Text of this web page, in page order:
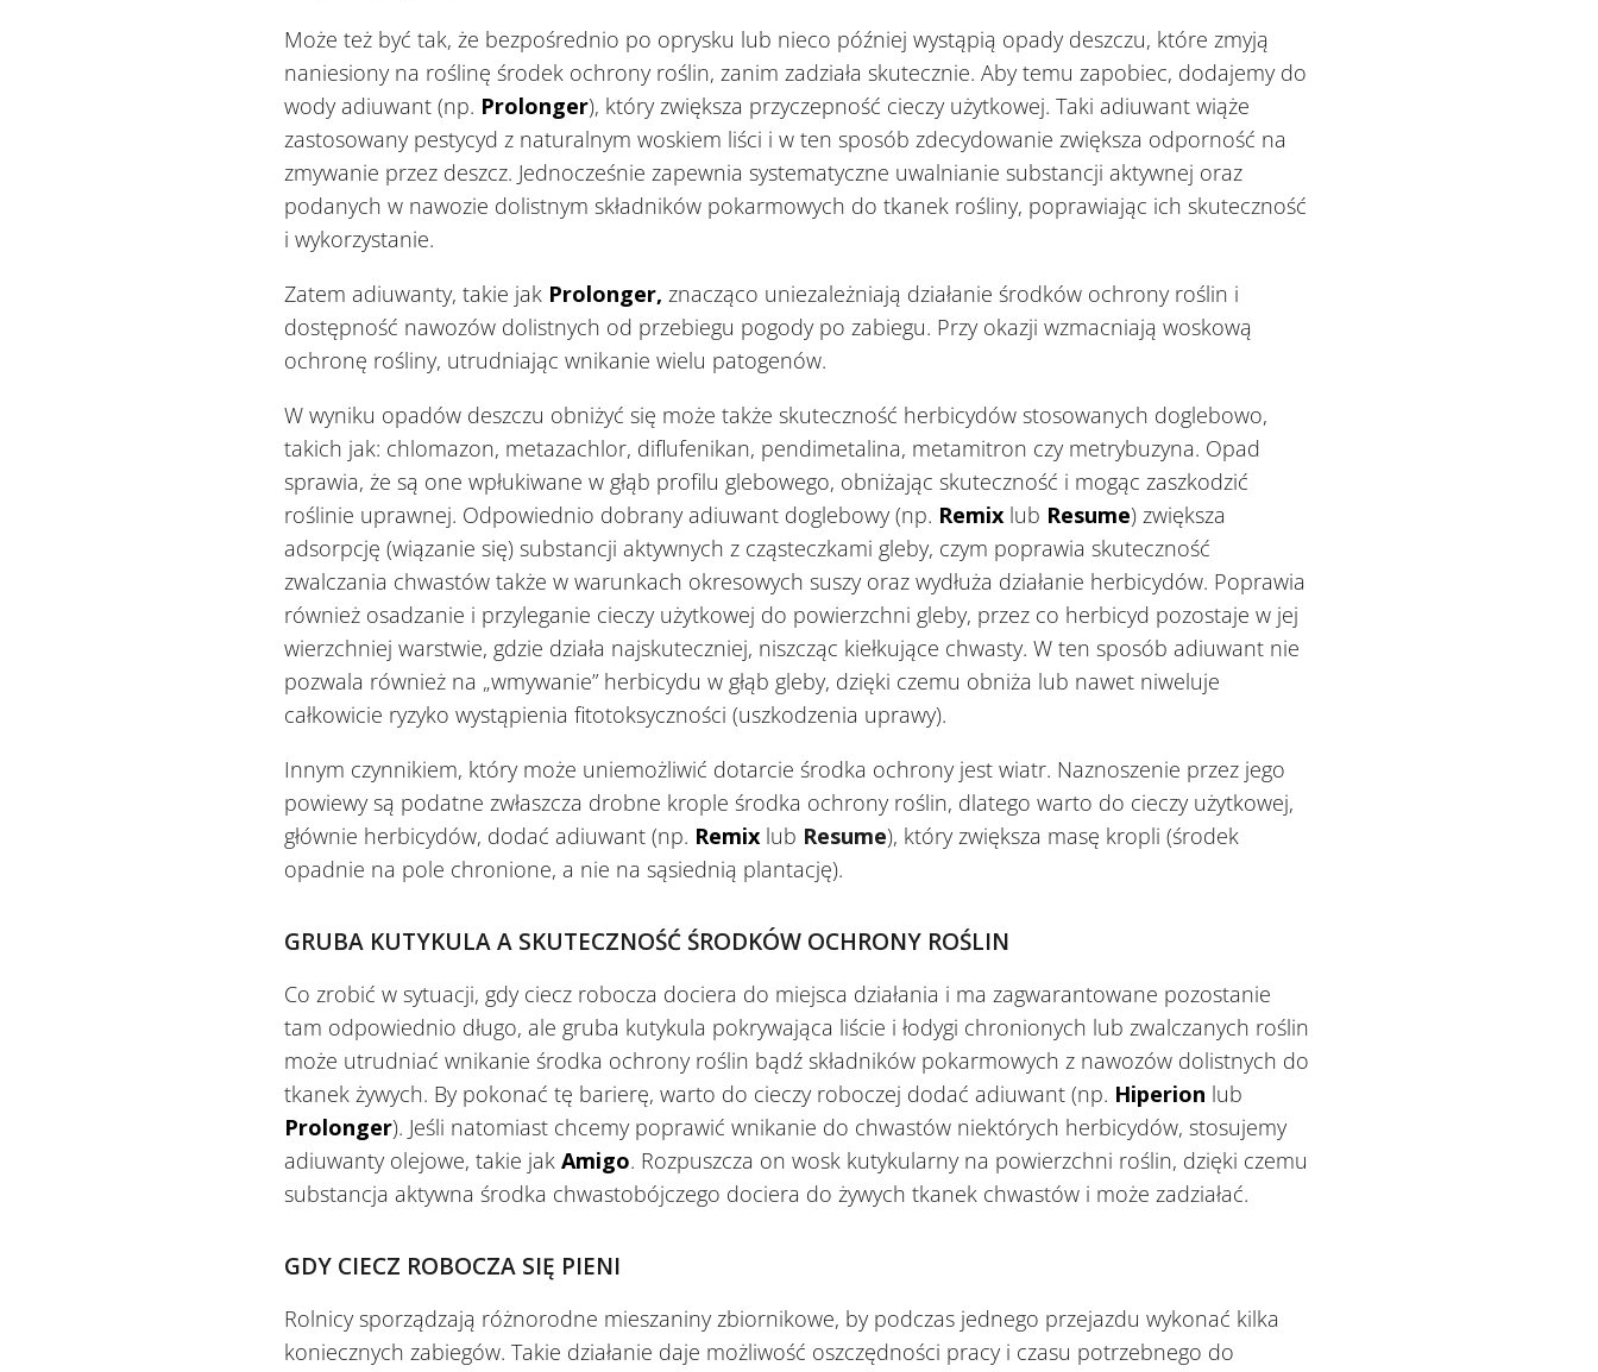
Może też być tak, że bezpośrednio po oprysku lub nieco później wystąpią opady deszczu, które zmyją
naniesiony na roślinę środek ochrony roślin, zanim zadziała skutecznie. Aby temu zapobiec, dodajemy do
wody adiuwant (np. Prolonger), który zwiększa przyczepność cieczy użytkowej. Taki adiuwant wiąże
zastosowany pestycyd z naturalnym woskiem liści i w ten sposób zdecydowanie zwiększa odporność na
zmywanie przez deszcz. Jednocześnie zapewnia systematyczne uwalnianie substancji aktywnej oraz
podanych w nawozie dolistnym składników pokarmowych do tkanek rośliny, poprawiając ich skuteczność
i wykorzystanie.
Zatem adiuwanty, takie jak Prolonger, znacząco uniezależniają działanie środków ochrony roślin i
dostępność nawozów dolistnych od przebiegu pogody po zabiegu. Przy okazji wzmacniają woskową
ochronę rośliny, utrudniając wnikanie wielu patogenów.
W wyniku opadów deszczu obniżyć się może także skuteczność herbicydów stosowanych doglebowo,
takich jak: chlomazon, metazachlor, diflufenikan, pendimetalina, metamitron czy metrybuzyna. Opad
sprawia, że są one wpłukiwane w głąb profilu glebowego, obniżając skuteczność i mogąc zaszkodzić
roślinie uprawnej. Odpowiednio dobrany adiuwant doglebowy (np. Remix lub Resume) zwiększa
adsorpcję (wiązanie się) substancji aktywnych z cząsteczkami gleby, czym poprawia skuteczność
zwalczania chwastów także w warunkach okresowych suszy oraz wydłuża działanie herbicydów. Poprawia
również osadzanie i przyleganie cieczy użytkowej do powierzchni gleby, przez co herbicyd pozostaje w jej
wierzchniej warstwie, gdzie działa najskuteczniej, niszcząc kiełkujące chwasty. W ten sposób adiuwant nie
pozwala również na „wmywanie” herbicydu w głąb gleby, dzięki czemu obniża lub nawet niweluje
całkowicie ryzyko wystąpienia fitotoksyczności (uszkodzenia uprawy).
Innym czynnikiem, który może uniemożliwić dotarcie środka ochrony jest wiatr. Naznoszenie przez jego
powiewy są podatne zwłaszcza drobne krople środka ochrony roślin, dlatego warto do cieczy użytkowej,
głównie herbicydów, dodać adiuwant (np. Remix lub Resume), który zwiększa masę kropli (środek
opadnie na pole chronione, a nie na sąsiednią plantację).
GRUBA KUTYKULA A SKUTECZNOŚĆ ŚRODKÓW OCHRONY ROŚLIN
Co zrobić w sytuacji, gdy ciecz robocza dociera do miejsca działania i ma zagwarantowane pozostanie
tam odpowiednio długo, ale gruba kutykula pokrywająca liście i łodygi chronionych lub zwalczanych roślin
może utrudniać wnikanie środka ochrony roślin bądź składników pokarmowych z nawozów dolistnych do
tkanek żywych. By pokonać tę barierę, warto do cieczy roboczej dodać adiuwant (np. Hiperion lub
Prolonger). Jeśli natomiast chcemy poprawić wnikanie do chwastów niektórych herbicydów, stosujemy
adiuwanty olejowe, takie jak Amigo. Rozpuszcza on wosk kutykularny na powierzchni roślin, dzięki czemu
substancja aktywna środka chwastobójczego dociera do żywych tkanek chwastów i może zadziałać.
GDY CIECZ ROBOCZA SIĘ PIENI
Rolnicy sporządzają różnorodne mieszaniny zbiornikowe, by podczas jednego przejazdu wykonać kilka
koniecznych zabiegów. Takie działanie daje możliwość oszczędności pracy i czasu potrzebnego do